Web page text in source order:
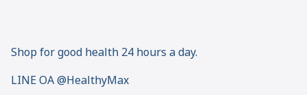
Shop for good health 24 hours a day.
LINE OA @HealthyMax